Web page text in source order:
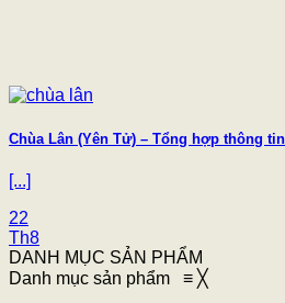
Chùa Lân (Yên Tử) – Tổng hợp thông
[...]
22
Th8
DANH MỤC SẢN PHẨM
Danh mục sản phẩm ≡ ╳